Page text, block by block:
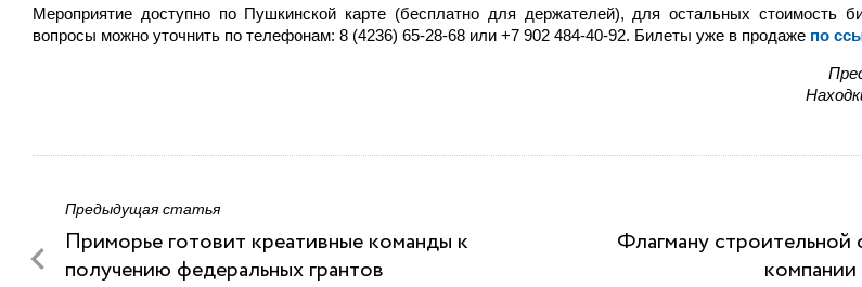
Мероприятие доступно по Пушкинской карте (бесплатно для держателей), для остальных стоимость
вопросы можно уточнить по телефонам: 8 (4236) 65-28-68 или +7 902 484-40-92. Билеты уже в продаже по
Предыдущая статья
Приморье готовит креативные команды к
получению федеральных грантов
Флагману